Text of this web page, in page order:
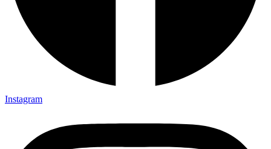
Instagram